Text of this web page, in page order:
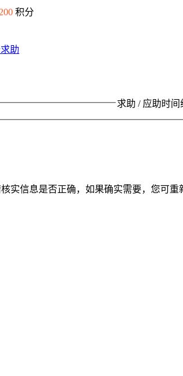
积分
助
求助 / 应助时间
实信息是否正确，如果确实需要，您可重